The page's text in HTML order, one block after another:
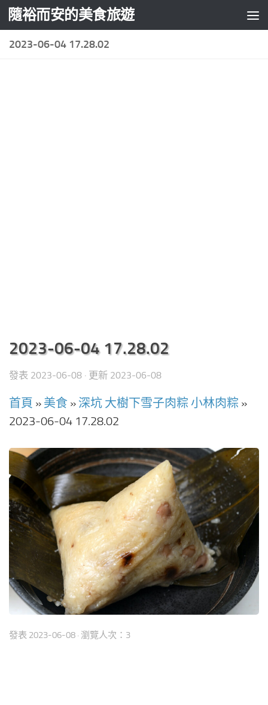
Skip to content
隨裕而安的美食旅遊
2023-06-04 17.28.02
2023-06-04 17.28.02
發表 2023-06-08 · 更新 2023-06-08
首頁 » 美食 » 深坑 大樹下雪子肉粽 小林肉粽 »
2023-06-04 17.28.02
發表 2023-06-08 · 瀏覽人次：3